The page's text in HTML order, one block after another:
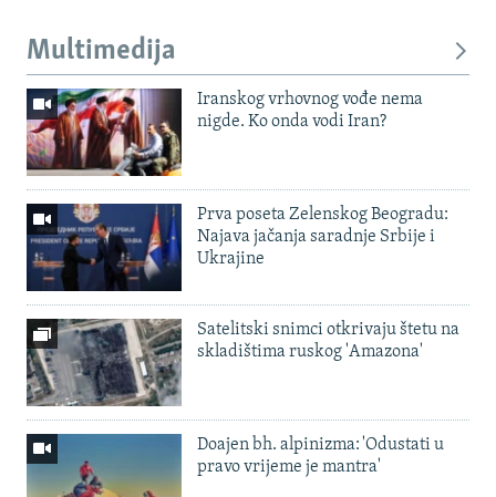
Multimedija
Iranskog vrhovnog vođe nema
nigde. Ko onda vodi Iran?
Prva poseta Zelenskog Beogradu:
Najava jačanja saradnje Srbije i
Ukrajine
Satelitski snimci otkrivaju štetu na
skladištima ruskog 'Amazona'
Doajen bh. alpinizma: 'Odustati u
pravo vrijeme je mantra'